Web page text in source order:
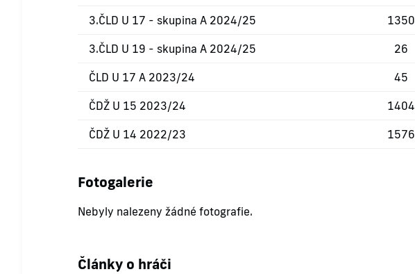
3.ČLD U 17 - skupina A 2024/25 1350
3.ČLD U 19 - skupina A 2024/25 26
ČLD U 17 A 2023/24 45
ČDŽ U 15 2023/24 1404
ČDŽ U 14 2022/23 1576
Fotogalerie
Nebyly nalezeny žádné fotografie.
Články o hráči